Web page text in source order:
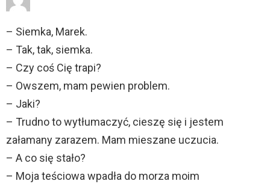
– Siemka, Marek.
– Tak, tak, siemka.
– Czy coś Cię trapi?
– Owszem, mam pewien problem.
– Jaki?
– Trudno to wytłumaczyć, cieszę się i jestem
załamany zarazem. Mam mieszane uczucia.
– A co się stało?
– Moja teściowa wpadła do morza moim